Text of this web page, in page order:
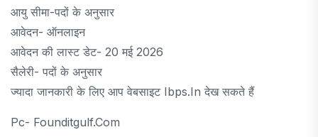
आयु सीमा-पदों के अनुसार
आवेदन- ऑनलाइन
आवेदन की लास्ट डेट- 20 मई 2026
सैलेरी- पदों के अनुसार
ज्यादा जानकारी के लिए आप वेबसाइट Ibps.in देख सकते हैं
Pc- Founditgulf.com